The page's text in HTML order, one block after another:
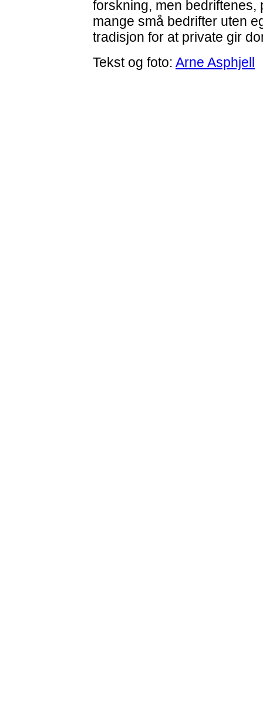
forskning, men bedriftenes,
mange små bedrifter uten
tradisjon for at private gir
Tekst og foto: Arne Asphjell